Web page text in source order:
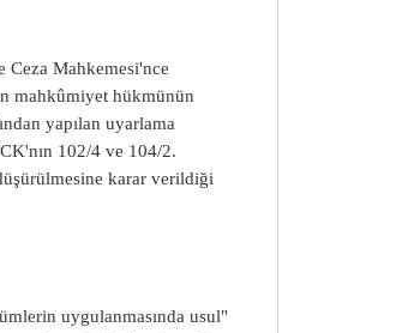
Ceza Mahkemesi'nce
mahkûmiyet hükmünün
yapılan uyarlama
102/4 ve 104/2.
karar verildiği
uygulanmasında usul"